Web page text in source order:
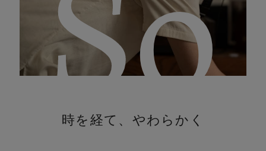
時を経て、やわらかく